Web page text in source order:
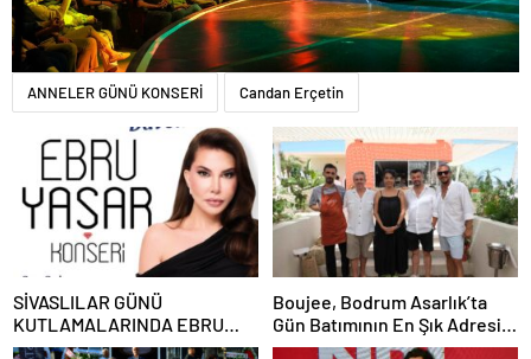
ANNELER GÜNÜ KONSERİ Candan Erçetin
SİVASLILAR GÜNÜ
KUTLAMALARINDA EBRU
YAŞAR RÜZGARI ESECEK!
Boujee, Bodrum Asarlık’ta
Gün Batımının En Şık Adresi
Oldu